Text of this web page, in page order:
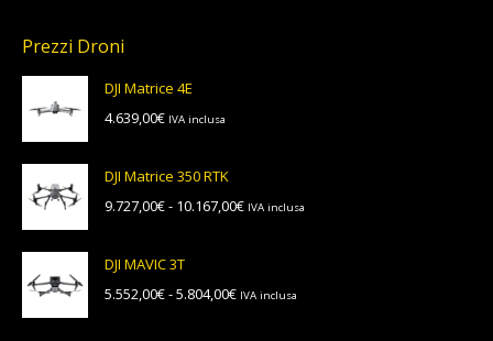
Prezzi Droni
DJI Matrice 4E
4.639,00€ IVA inclusa
DJI Matrice 350 RTK
9.727,00€- 10.167,00€Fascia
9.727,00€
IVA inclusa
DJI MAVIC 3T
5.552,00€-5.804,00€Fascia
IVA inclusa